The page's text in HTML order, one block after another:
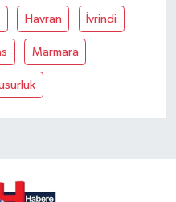
Havran İvrindi
Marmara